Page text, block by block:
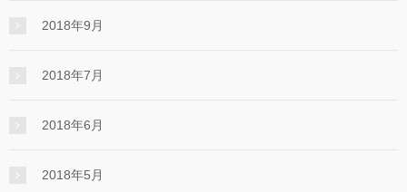
2018年9月
2018年7月
2018年6月
2018年5月